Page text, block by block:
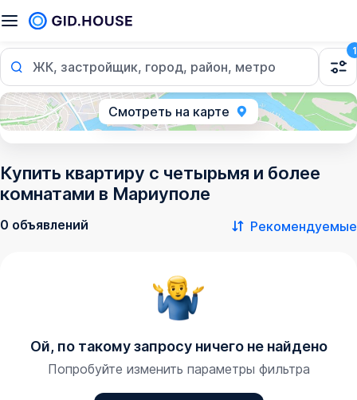
ЖК, застройщик, город, район, метро
1
Смотреть на карте
Купить квартиру с четырьмя и более
комнатами в Мариуполе
0 объявлений Рекомендуемые
Ой, по такому запросу ничего не найдено
Попробуйте изменить параметры фильтра